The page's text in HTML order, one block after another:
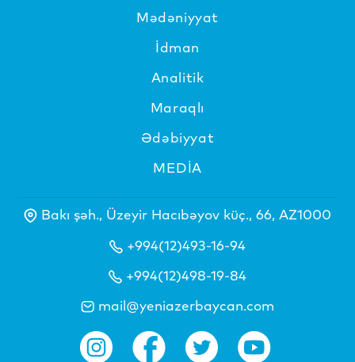
Mədəniyyat
İdman
Analitik
Maraqlı
Ədəbiyyat
MEDİA
Bakı şəh., Üzeyir Hacıbəyov küç., 66, AZ1000
+994(12)493-16-94
+994(12)498-19-84
mail@yeniazerbaycan.com